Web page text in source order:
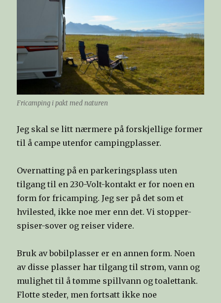
Fricamping i pakt med naturen
Jeg skal se litt nærmere på forskjellige former
til å campe utenfor campingplasser.
Overnatting på en parkeringsplass uten
tilgang til en 230-Volt-kontakt er for noen en
form for fricamping. Jeg ser på det som et
hvilested, ikke noe mer enn det. Vi stopper-
spiser-sover og reiser videre.
Bruk av bobilplasser er en annen form. Noen
av disse plasser har tilgang til strøm, vann og
mulighet til å tømme spillvann og toalettank.
Flotte steder, men fortsatt ikke noe